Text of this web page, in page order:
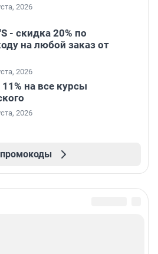
2026
- скидка 20% по
на любой заказ от
2026
на все курсы
2026
промокоды